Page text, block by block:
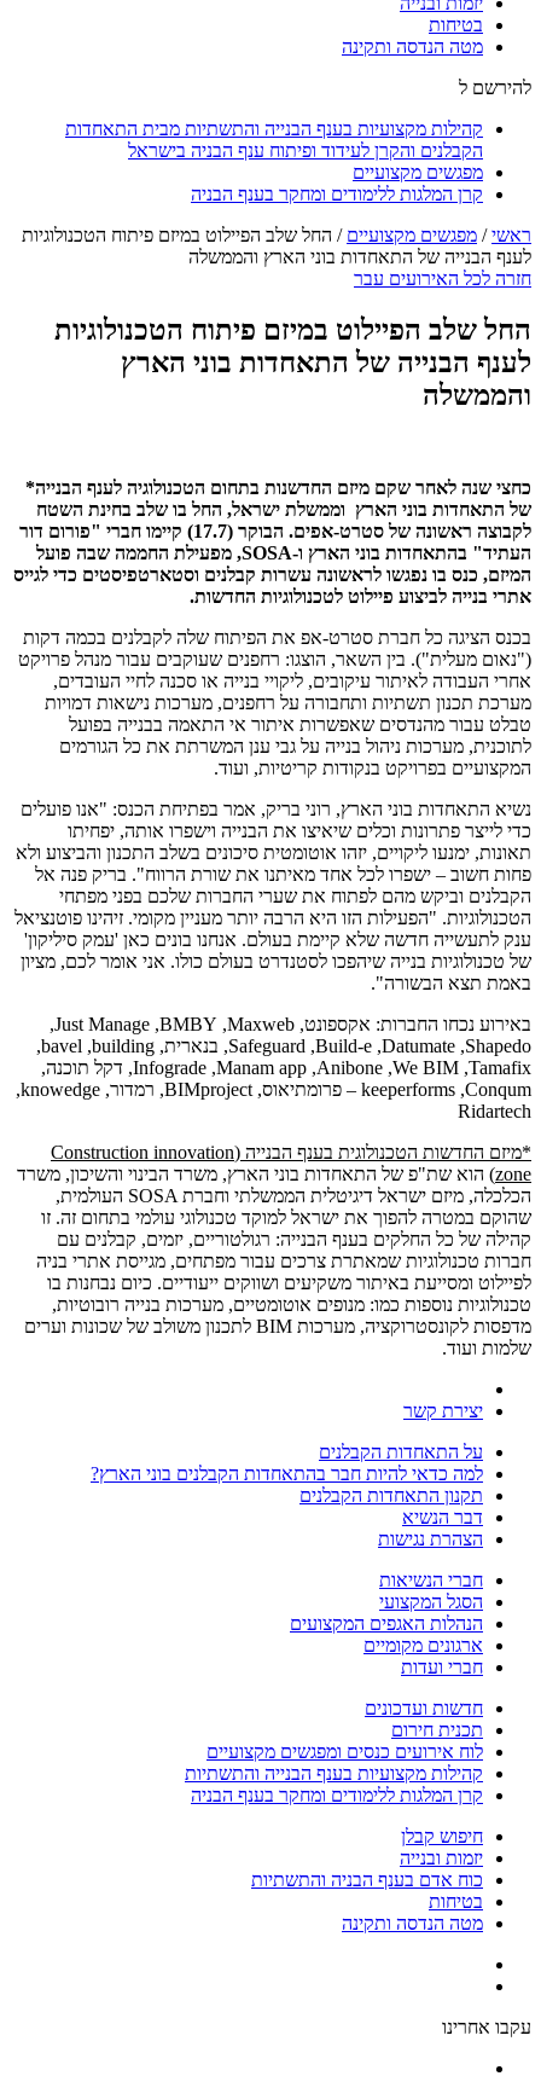
בטיחות
מטה הנדסה ותקינה
להירשם ל
קהילות מקצועיות בענף הבנייה והתשתיות מבית התאחדות
הקבלנים והקרן לעידוד ופיתוח ענף הבניה בישראל
מפגשים מקצועיים
קרן המלגות ללימודים ומחקר בענף הבניה
ראשי/ מפגשים מקצועיים / החל שלב הפיילוט במיזם פיתוח הטכנולוגיות
לענף הבנייה של התאחדות בוני הארץ והממשלה
חזרה לכל האירועים עבר
החל שלב הפיילוט במיזם פיתוח הטכנולוגיות
לענף הבנייה של התאחדות בוני הארץ
והממשלה
כחצי שנה לאחר שקם מיזם החדשנות בתחום הטכנולוגיה לענף הבנייה*
של התאחדות בוני הארץ וממשלת ישראל, החל בו שלב בחינת השטח
לקבוצה ראשונה של סטרט-אפים. הבוקר (17.7) קיימו חברי "פורום דור
העתיד" בהתאחדות בוני הארץ ו-SOSA, מפעילת החממה שבה פועל
המיזם, כנס בו נפגשו לראשונה עשרות קבלנים וסטארטפיסטים כדי לגייס
אתרי בנייה לביצוע פיילוט לטכנולוגיות החדשות.
בכנס הציגה כל חברת סטרט-אפ את הפיתוח שלה לקבלנים בכמה דקות
("נאום מעלית"). בין השאר, הוצגו: רחפנים שעוקבים עבור מנהל פרויקט
אחרי העבודה לאיתור עיקובים, ליקויי בנייה או סכנה לחיי העובדים,
מערכת תכנון תשתיות ותחבורה על רחפנים, מערכות נישאות דמויות
טבלט עבור מהנדסים שאפשרות איתור אי התאמה בבנייה בפועל
לתוכנית, מערכות ניהול בנייה על גבי ענן המשרתת את כל הגורמים
המקצועיים בפרויקט בנקודות קריטיות, ועוד.
נשיא התאחדות בוני הארץ, רוני בריק, אמר בפתיחת הכנס: "אנו פועלים
כדי לייצר פתרונות וכלים שיאיצו את הבנייה וישפרו אותה, יפחיתו
תאונות, ימנעו ליקויים, יזהו אוטומטית סיכונים בשלב התכנון והביצוע ולא
פחות חשוב – ישפרו לכל אחד מאיתנו את שורת הרווח". בריק פנה אל
הקבלנים וביקש מהם לפתוח את שערי החברות שלכם בפני מפתחי
הטכנולוגיות. "הפעילות הזו היא הרבה יותר מעניין מקומי. זיהינו פוטנציאל
ענק לתעשייה חדשה שלא קיימת בעולם. אנחנו בונים כאן 'עמק סיליקון'
של טכנולוגיות בנייה שיהפכו לסטנדרט בעולם כולו. אני אומר לכם, מציון
באמת תצא הבשורה".
באירוע נכחו החברות: אקספונט, Maxweb
,
BMBY
,
Just Manage
,
Shapedo
,
Datumate
,
Build-e
,
Safeguard, בנארית, building
,
bavel
,
Tamafix
,
We BIM
,
Anibone
,
Manam app
,
Infograde, דקל תוכנה,
Conqum
,
keeperforms – פרומתיאוס, BIMproject, רמדור, knowedge
,
Ridartech
*מיזם החדשות הטכנולוגית בענף הבנייה (Construction innovation
zone
) הוא שת"פ של התאחדות בוני הארץ, משרד הבינוי והשיכון, משרד
הכלכלה, מיזם ישראל דיגיטלית הממשלתי וחברת SOSA העולמית,
שהוקם במטרה להפוך את ישראל למוקד טכנולוגי עולמי בתחום זה. זו
קהילה של כל החלקים בענף הבנייה: רגולטוריים, יזמים, קבלנים עם
חברות טכנולוגיות שמאתרת צרכים עבור מפתחים, מגייסת אתרי בניה
לפיילוט ומסייעת באיתור משקיעים ושווקים ייעודיים. כיום נבחנות בו
טכנולוגיות נוספות כמו: מנופים אוטומטיים, מערכות בנייה רובוטיות,
מדפסות לקונסטרוקציה, מערכות BIM לתכנון משולב של שכונות וערים
שלמות ועוד.
יצירת קשר
על התאחדות הקבלנים
למה כדאי להיות חבר בהתאחדות הקבלנים בוני הארץ?
תקנון התאחדות הקבלנים
דבר הנשיא
הצהרת נגישות
חברי הנשיאות
הסגל המקצועי
הנהלות האגפים המקצועים
ארגונים מקומיים
חברי ועדות
חדשות ועדכונים
תכנית חירום
לוח אירועים כנסים ומפגשים מקצועיים
קהילות מקצועיות בענף הבנייה והתשתיות
קרן המלגות ללימודים ומחקר בענף הבניה
חיפוש קבלן
יזמות ובנייה
כוח אדם בענף הבניה והתשתיות
בטיחות
מטה הנדסה ותקינה
עקבו אחרינו